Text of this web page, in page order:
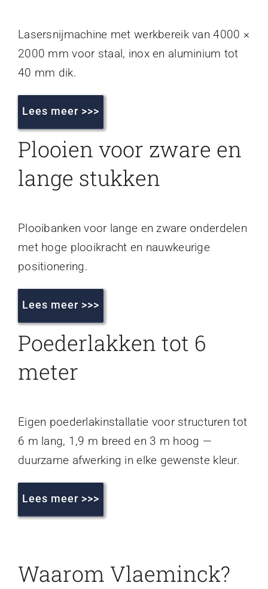
Lasersnijmachine met werkbereik van 4000 ×
2000 mm voor staal, inox en aluminium tot
40 mm dik.
Lees meer >>>
Plooien voor zware en
lange stukken
Plooibanken voor lange en zware onderdelen
met hoge plooikracht en nauwkeurige
positionering.
Lees meer >>>
Poederlakken tot 6
meter
Eigen poederlakinstallatie voor structuren tot
6 m lang, 1,9 m breed en 3 m hoog —
duurzame afwerking in elke gewenste kleur.
Lees meer >>>
Waarom Vlaeminck?